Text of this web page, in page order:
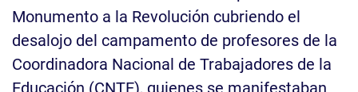
Monumento a la Revolución cubriendo el
desalojo del campamento de profesores de la
Coordinadora Nacional de Trabajadores de la
Educación (CNTE), quienes se manifestaban